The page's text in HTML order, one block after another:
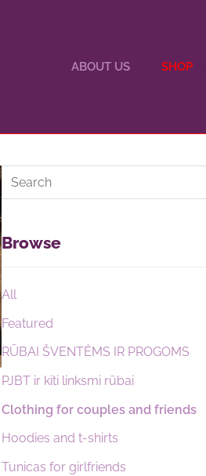
ABOUT US SHOP
Browse
All
Featured
RŪBAI ŠVENTĖMS IR PROGOMS
PJBT ir kiti linksmi rūbai
Clothing for couples and friends
Hoodies and t-shirts
Tunicas for girlfriends